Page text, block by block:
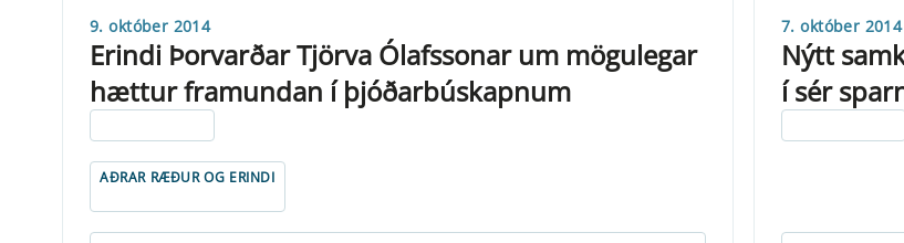
9. október 2014
Erindi Þorvarðar Tjörva Ólafssonar um mögulegar
hættur framundan í þjóðarbúskapnum
AÐRAR RÆÐUR OG ERINDI
7. október 2014
Nýtt
í sér